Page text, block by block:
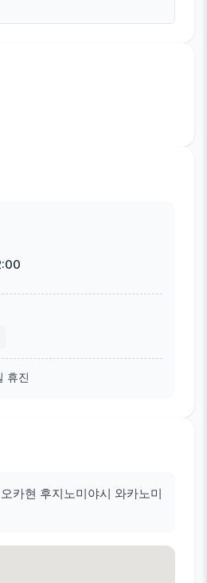
휴진
카현 후지노미야시 와카노미